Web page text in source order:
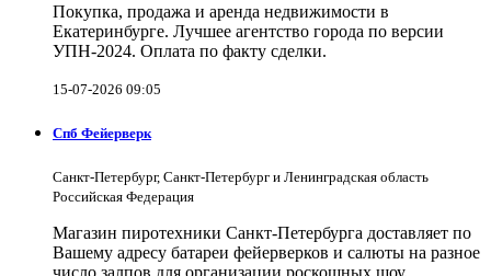
Покупка, продажа и аренда недвижимости в
Екатеринбурге. Лучшее агентство города по версии
УПН-2024. Оплата по факту сделки.
15-07-2026 09:05
Спб Фейерверк
Санкт-Петербург, Санкт-Петербург и Ленинградская область
Российская Федерация
Магазин пиротехники Санкт-Петербурга доставляет по
Вашему адресу батареи фейерверков и салюты на разное